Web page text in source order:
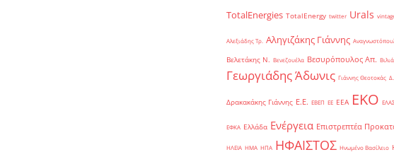
TotalEnergies TotalEnergy twitter Urals
Αλεξιάδης Τρ. Αληγιζάκης Γιάννης
Βελετάκης Ν. Βενεζουέλα Βεσυρόπουλος Απ.
Γεωργιάδης Άδωνις Γιάννης Θεοτοκάς
Δρακακάκης Γιάννης Ε.Ε. ΕΒΕΠ ΕΕ ΕΕΑ ΕΚΟ ΕΛΑΣ
ΕΦΚΑ Ελλάδα Ενέργεια Επιστρεπτέα
ΗΛΕΙΑ ΗΜΑ ΗΠΑ ΗΦΑΙΣΤΟΣ Ηνωμένο Βασίλειο